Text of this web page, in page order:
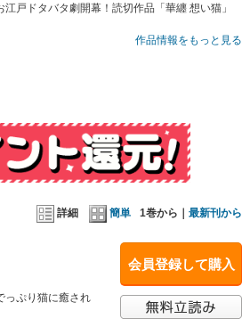
戸ドタバタ劇開幕！読切作品「華纏 想い猫」
作品情報をもっと見る
詳細 簡単 1巻から｜ 最新刊から
会員登録して購入
っぷり猫に癒され